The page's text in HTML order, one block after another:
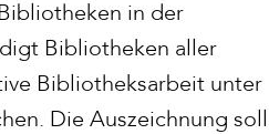
in der
Bibliotheken aller
Bibliotheksarbeit unter
Die Auszeichnung soll